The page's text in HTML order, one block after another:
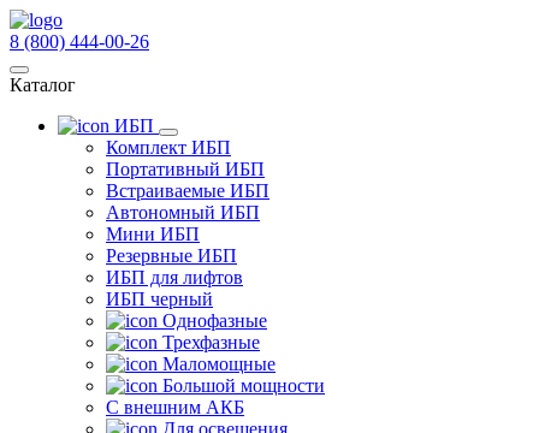
8 (800) 444-00-26
Каталог
ИБП
Комплект ИБП
Портативный ИБП
Встраиваемые ИБП
Автономный ИБП
Мини ИБП
Резервные ИБП
ИБП для лифтов
ИБП черный
Однофазные
Трехфазные
Маломощные
Большой мощности
С внешним АКБ
Для освещения